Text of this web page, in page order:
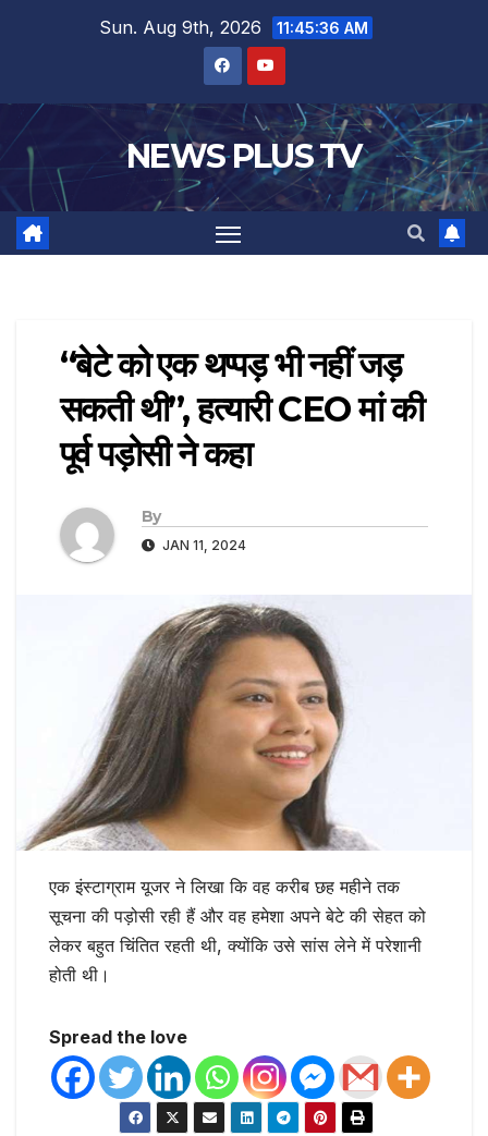
Sun. Aug 9th, 2026 11:45:36 AM
NEWS PLUS TV
“बेटे को एक थप्पड़ भी नहीं जड़
सकती थी”, हत्यारी CEO मां की
पूर्व पड़ोसी ने कहा
By
JAN 11, 2024
एक इंस्टाग्राम यूजर ने लिखा कि वह करीब छह महीने तक
सूचना की पड़ोसी रही हैं और वह हमेशा अपने बेटे की सेहत को
लेकर बहुत चिंतित रहती थी, क्योंकि उसे सांस लेने में परेशानी
होती थी।
Spread the love